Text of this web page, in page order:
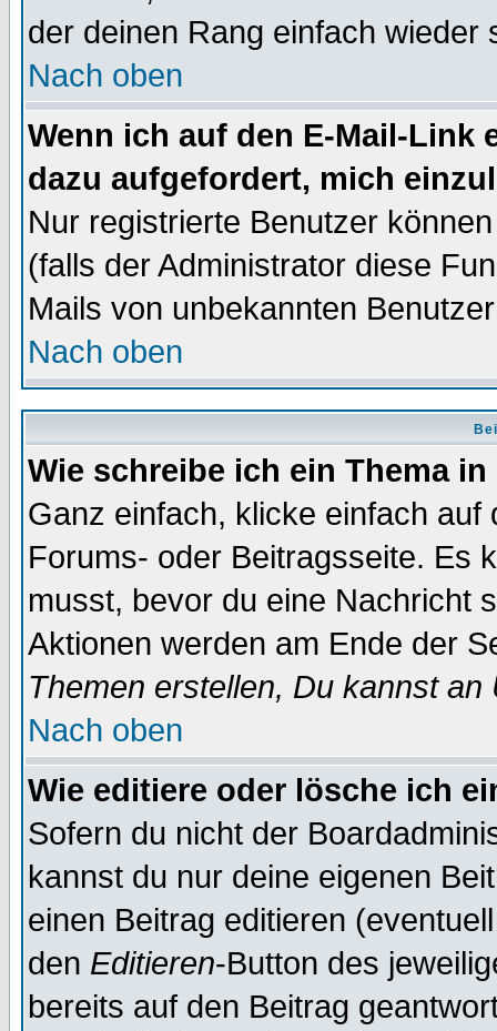
der deinen Rang einfach wieder
Nach oben
Wenn ich auf den E-Mail-Link
dazu aufgefordert, mich
Nur registrierte Benutzer
(falls der Administrator diese
Mails von unbekannten
Nach oben
Wie schreibe ich ein Thema
Ganz einfach, klicke einfach
Forums- oder Beitragsseite. Es
musst, bevor du eine Nachricht
Aktionen werden am Ende der
Themen erstellen, Du kannst
Nach oben
Wie editiere oder lösche ich
Sofern du nicht der
kannst du nur deine eigenen
einen Beitrag editieren
den Editieren-Button des
bereits auf den Beitrag